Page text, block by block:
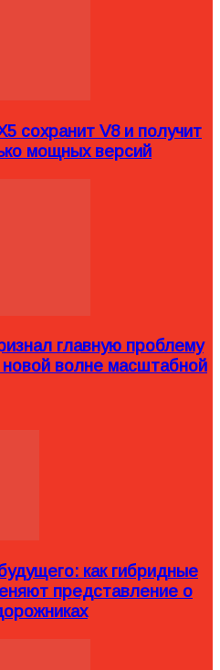
сохранит V8 и получит
мощных версий
главную проблему
новой волне масштабной
как гибридные
представление о